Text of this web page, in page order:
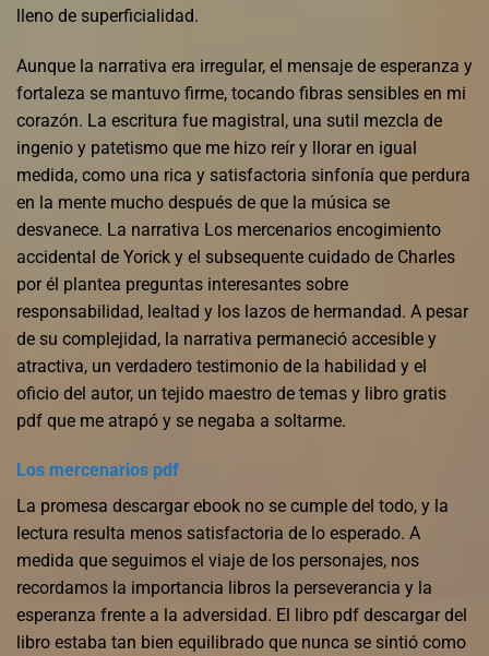
lleno de superficialidad.
Aunque la narrativa era irregular, el mensaje de esperanza y
fortaleza se mantuvo firme, tocando fibras sensibles en mi
corazón. La escritura fue magistral, una sutil mezcla de
ingenio y patetismo que me hizo reír y llorar en igual
medida, como una rica y satisfactoria sinfonía que perdura
en la mente mucho después de que la música se
desvanece. La narrativa Los mercenarios encogimiento
accidental de Yorick y el subsequente cuidado de Charles
por él plantea preguntas interesantes sobre
responsabilidad, lealtad y los lazos de hermandad. A pesar
de su complejidad, la narrativa permaneció accesible y
atractiva, un verdadero testimonio de la habilidad y el
oficio del autor, un tejido maestro de temas y libro gratis
pdf que me atrapó y se negaba a soltarme.
Los mercenarios pdf
La promesa descargar ebook no se cumple del todo, y la
lectura resulta menos satisfactoria de lo esperado. A
medida que seguimos el viaje de los personajes, nos
recordamos la importancia libros la perseverancia y la
esperanza frente a la adversidad. El libro pdf descargar del
libro estaba tan bien equilibrado que nunca se sintió como